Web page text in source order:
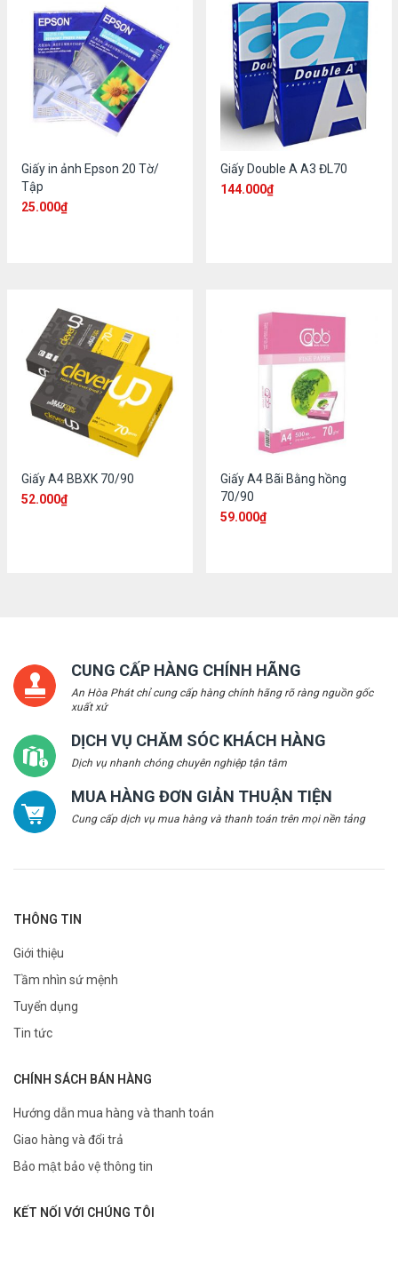
Giấy in ảnh Epson 20 Tờ/
Tập
25.000₫
Giấy Double A A3 ĐL70
144.000₫
Giấy A4 BBXK 70/90
52.000₫
Giấy A4 Bãi Bằng hồng
70/90
59.000₫
CUNG CẤP HÀNG CHÍNH HÃNG
An Hòa Phát chỉ cung cấp hàng chính hãng rõ ràng nguồn gốc
xuất xứ
DỊCH VỤ CHĂM SÓC KHÁCH HÀNG
Dịch vụ nhanh chóng chuyên nghiệp tận tâm
MUA HÀNG ĐƠN GIẢN THUẬN TIỆN
Cung cấp dịch vụ mua hàng và thanh toán trên mọi nền tảng
THÔNG TIN
Giới thiệu
Tầm nhìn sứ mệnh
Tuyển dụng
Tin tức
CHÍNH SÁCH BÁN HÀNG
Hướng dẫn mua hàng và thanh toán
Giao hàng và đổi trả
Bảo mật bảo vệ thông tin
KẾT NỐI VỚI CHÚNG TÔI